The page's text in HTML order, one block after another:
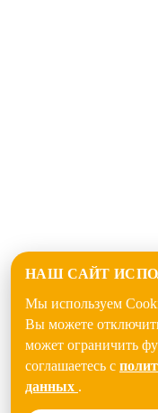
НАШ САЙТ
Мы используем
Вы можете
может ограничить
соглашаетесь с
данных .